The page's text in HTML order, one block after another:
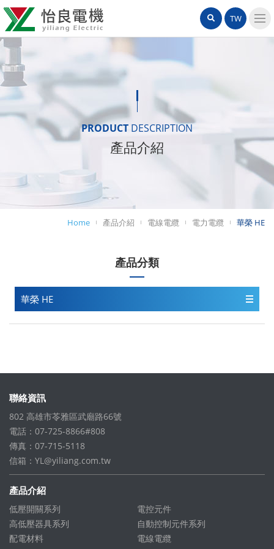
怡
良
電
機
有
司
網
TW
站
內
PRODUCT DESCRIPTION
產品介紹
Home 產品介紹 電線電纜 電力電纜 華榮 HE
產品分類
華榮 HE
聯絡資訊
802 高雄市苓雅區武廟路66號
電話：07-725-8866#808
傳真：07-715-5118
信箱： YL@yiliang.com.tw
產品介紹
低壓開關系列
電控元件
高低壓器具系列
自動控制元件系列
配電材料
電線電纜